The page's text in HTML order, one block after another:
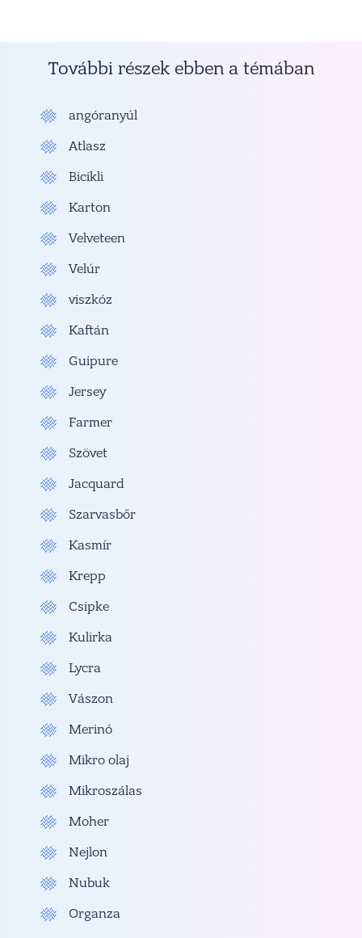
További részek ebben a témában
angóranyúl
Atlasz
Bicikli
Karton
Velveteen
Velúr
viszkóz
Kaftán
Guipure
Jersey
Farmer
Szövet
Jacquard
Szarvasbőr
Kasmír
Krepp
Csipke
Kulirka
Lycra
Vászon
Merinó
Mikro olaj
Mikroszálas
Moher
Nejlon
Nubuk
Organza